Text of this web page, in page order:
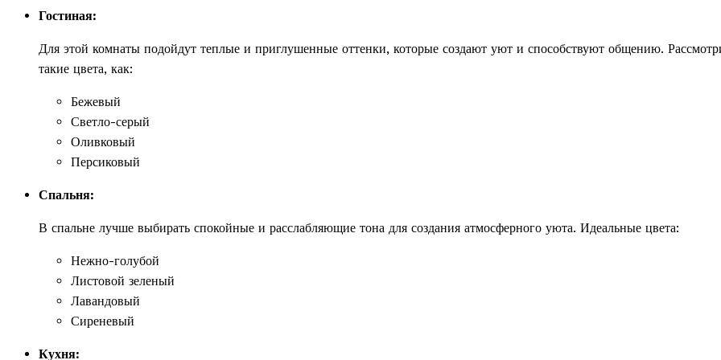
Гостиная:
Для этой комнаты подойдут теплые и приглушенные оттенки, которые создают уют и способствуют общению.
такие цвета, как:
Бежевый
Светло-серый
Оливковый
Персиковый
Спальня:
В спальне лучше выбирать спокойные и расслабляющие тона для создания атмосферного уюта. Идеальные цвета:
Нежно-голубой
Листовой зеленый
Лавандовый
Сиреневый
Кухня: